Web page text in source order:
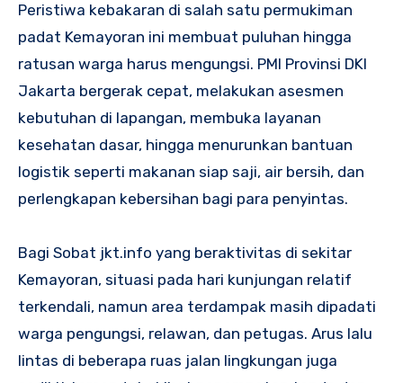
Peristiwa kebakaran di salah satu permukiman
padat Kemayoran ini membuat puluhan hingga
ratusan warga harus mengungsi. PMI Provinsi DKI
Jakarta bergerak cepat, melakukan asesmen
kebutuhan di lapangan, membuka layanan
kesehatan dasar, hingga menurunkan bantuan
logistik seperti makanan siap saji, air bersih, dan
perlengkapan kebersihan bagi para penyintas.
Bagi Sobat jkt.info yang beraktivitas di sekitar
Kemayoran, situasi pada hari kunjungan relatif
terkendali, namun area terdampak masih dipadati
warga pengungsi, relawan, dan petugas. Arus lalu
lintas di beberapa ruas jalan lingkungan juga